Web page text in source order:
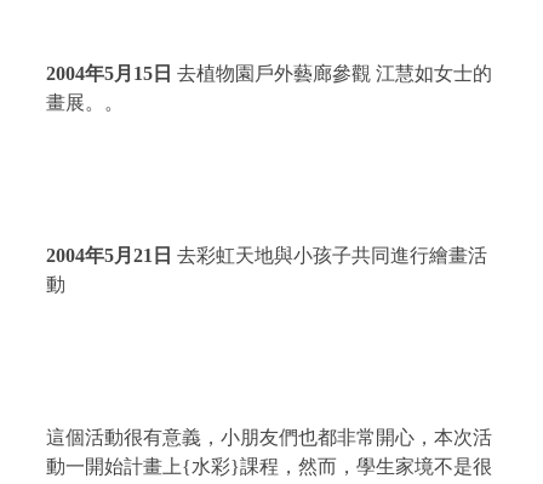
2004年5月 15 日 去植物園戶外藝廊參觀 江慧如女士的
畫展。。
2004年5月 21 日 去彩虹天地與小孩子共同進行繪畫活
動
這個活動很有意義，小朋友們也都非常開心，本次活
動一開始計畫上{水彩}課程，然而，學生家境不是很